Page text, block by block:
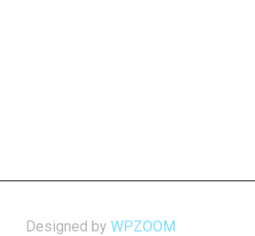
Designed by WPZOOM